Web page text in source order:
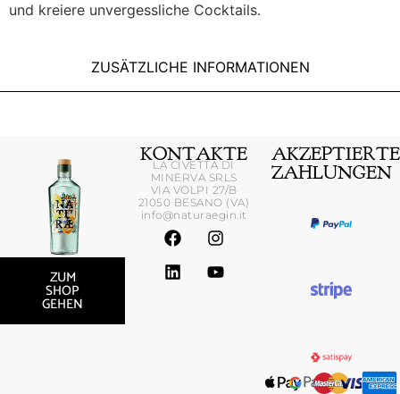
ZUSÄTZLICHE INFORMATIONEN
und kreiere unvergessliche Cocktails.
KONTAKTE
LA CIVETTA DI
MINERVA SRLS
VIA VOLPI 27/B
21050 BESANO (VA)
info@naturaegin.it
ZUM
SHOP
GEHEN
AKZEPTIERTE
ZAHLUNGEN